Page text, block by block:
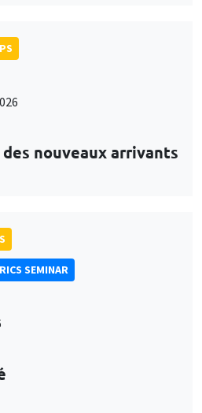
nouveaux arrivants
SEMINAR